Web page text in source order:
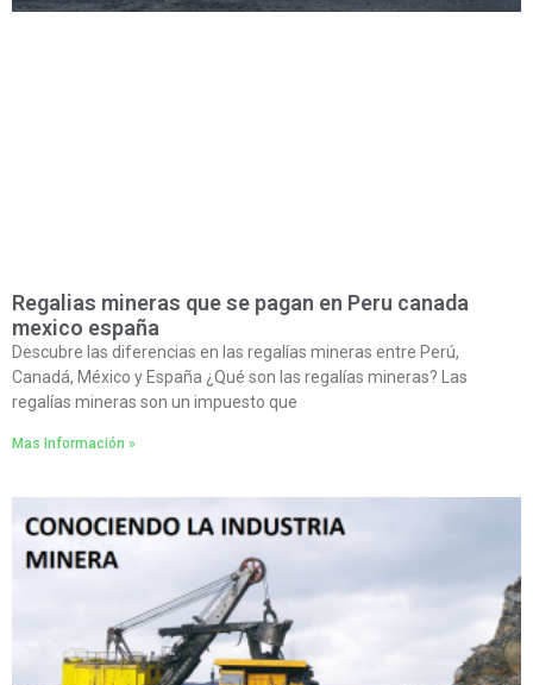
Regalias mineras que se pagan en Peru canada
mexico españa
Descubre las diferencias en las regalías mineras entre Perú,
Canadá, México y España ¿Qué son las regalías mineras? Las
regalías mineras son un impuesto que
Mas Información »